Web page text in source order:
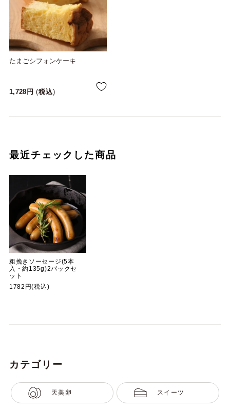
たまごシフォンケーキ
1,728 税込
最近チェックした商品
粗挽きソーセージ(5本
入・約135g)2パックセ
ット
1782円(税込)
カテゴリー
天美卵 スイーツ